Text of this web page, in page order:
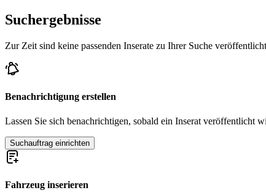
Suchergebnisse
Zur Zeit sind keine passenden Inserate zu Ihrer Suche
Benachrichtigung erstellen
Lassen Sie sich benachrichtigen, sobald ein Inserat veröffentlicht
Suchauftrag einrichten
Fahrzeug inserieren